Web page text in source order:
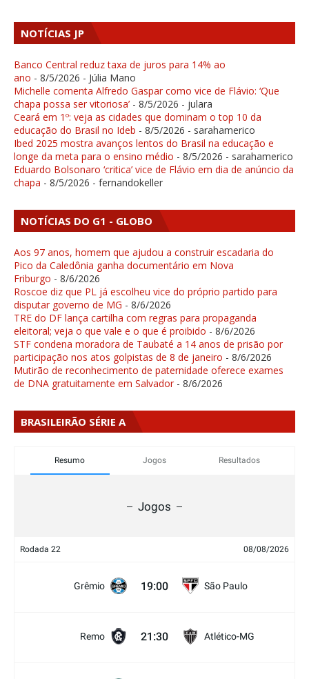
NOTÍCIAS JP
Banco Central reduz taxa de juros para 14% ao
ano - 8/5/2026 - Júlia Mano
Michelle comenta Alfredo Gaspar como vice de Flávio: ‘Que
chapa possa ser vitoriosa’ - 8/5/2026 - julara
Ceará em 1º: veja as cidades que dominam o top 10 da
educação do Brasil no Ideb - 8/5/2026 - sarahamerico
Ibed 2025 mostra avanços lentos do Brasil na educação e
longe da meta para o ensino médio - 8/5/2026 - sarahamerico
Eduardo Bolsonaro ‘critica’ vice de Flávio em dia de anúncio da
chapa - 8/5/2026 - fernandokeller
NOTÍCIAS DO G1 - GLOBO
Aos 97 anos, homem que ajudou a construir escadaria do
Pico da Caledônia ganha documentário em Nova
Friburgo - 8/6/2026
Roscoe diz que PL já escolheu vice do próprio partido para
disputar governo de MG - 8/6/2026
TRE do DF lança cartilha com regras para propaganda
eleitoral; veja o que vale e o que é proibido - 8/6/2026
STF condena moradora de Taubaté a 14 anos de prisão por
participação nos atos golpistas de 8 de janeiro - 8/6/2026
Mutirão de reconhecimento de paternidade oferece exames
de DNA gratuitamente em Salvador - 8/6/2026
BRASILEIRÃO SÉRIE A
Resumo Jogos Resultados
Jogos
Rodada 22 08/08/2026
Grêmio 19:00 São Paulo
Remo 21:30 Atlético-MG